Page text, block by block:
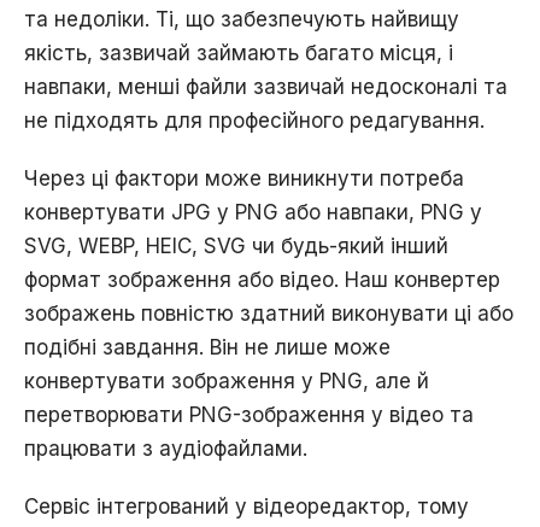
та недоліки. Ті, що забезпечують найвищу
якість, зазвичай займають багато місця, і
навпаки, менші файли зазвичай недосконалі та
не підходять для професійного редагування.
Через ці фактори може виникнути потреба
конвертувати JPG у PNG або навпаки, PNG у
SVG, WEBP, HEIC, SVG чи будь-який інший
формат зображення або відео. Наш конвертер
зображень повністю здатний виконувати ці або
подібні завдання. Він не лише може
конвертувати зображення у PNG, але й
перетворювати PNG-зображення у відео та
працювати з аудіофайлами.
Сервіс інтегрований у відеоредактор, тому